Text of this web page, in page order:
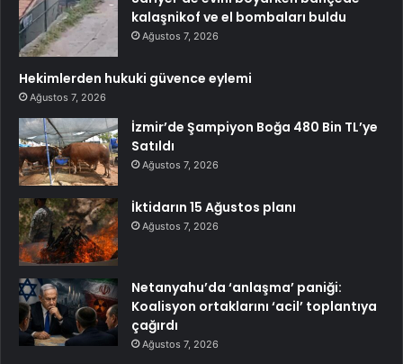
kalaşnikof ve el bombaları buldu
Ağustos 7, 2026
Hekimlerden hukuki güvence eylemi
Ağustos 7, 2026
İzmir’de Şampiyon Boğa 480 Bin TL’ye
Satıldı
Ağustos 7, 2026
İktidarın 15 Ağustos planı
Ağustos 7, 2026
Netanyahu’da ‘anlaşma’ paniği:
Koalisyon ortaklarını ‘acil’ toplantıya
çağırdı
Ağustos 7, 2026